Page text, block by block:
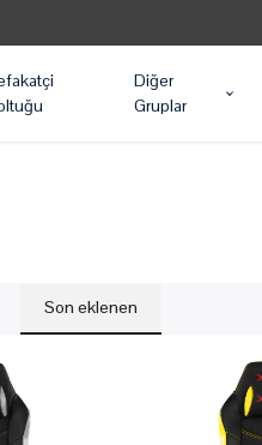
Diğer
Gruplar
Son eklenen